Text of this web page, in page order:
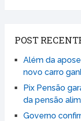
POST
Além da
novo carro
Pix Pensão
da pensão
Governo